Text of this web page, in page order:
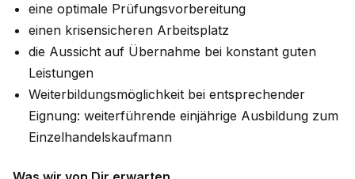
eine optimale Prüfungsvorbereitung
einen krisensicheren Arbeitsplatz
die Aussicht auf Übernahme bei konstant guten
Leistungen
Weiterbildungsmöglichkeit bei entsprechender
Eignung: weiterführende einjährige Ausbildung zum
Einzelhandelskaufmann